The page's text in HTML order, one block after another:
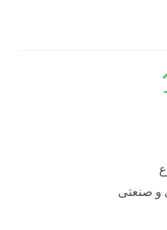
و صنعتی